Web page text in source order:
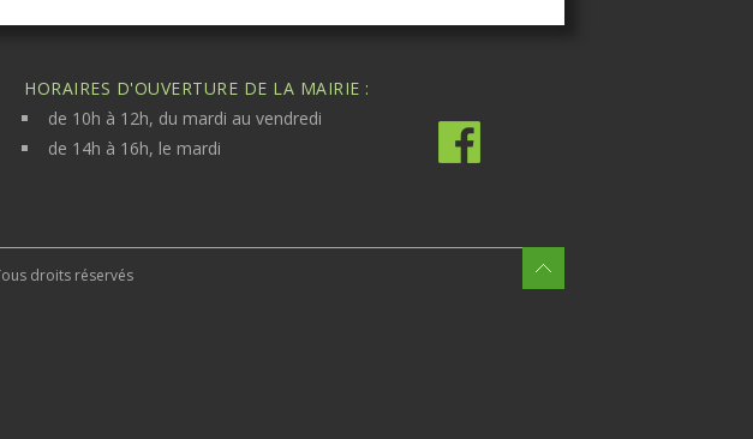
HORAIRES D'OUVERTURE DE LA MAIRIE :
de 10h à 12h, du mardi au vendredi
de 14h à 16h, le mardi
droits réservés